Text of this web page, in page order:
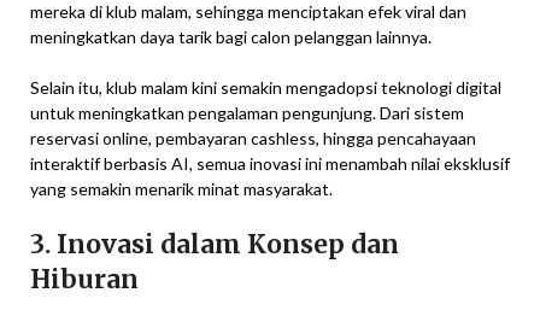
mereka di klub malam, sehingga menciptakan efek viral dan
meningkatkan daya tarik bagi calon pelanggan lainnya.
Selain itu, klub malam kini semakin mengadopsi teknologi digital
untuk meningkatkan pengalaman pengunjung. Dari sistem
reservasi online, pembayaran cashless, hingga pencahayaan
interaktif berbasis AI, semua inovasi ini menambah nilai eksklusif
yang semakin menarik minat masyarakat.
3. Inovasi dalam Konsep dan
Hiburan